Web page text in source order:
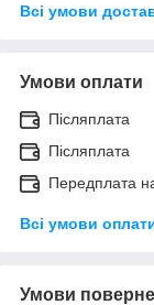
Всі умови
Умови оплати
Післяплата
Післяплата
Передплата
Всі умови
Умови